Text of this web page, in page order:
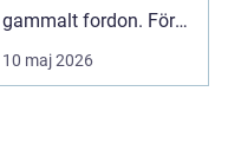
gammalt fordon. För
bilägare i och runt St...
10 maj 2026